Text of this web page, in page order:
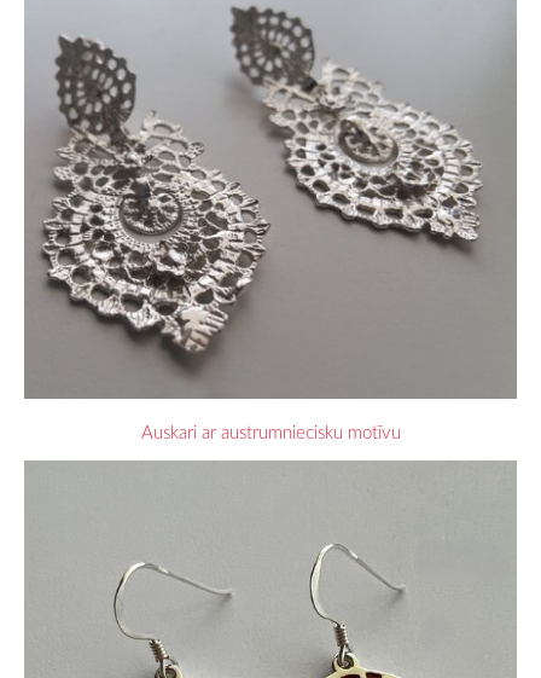
Auskari ar austrumniecisku motīvu